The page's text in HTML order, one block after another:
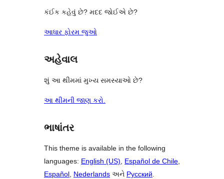
કંઈક કહેવું છે? મદદ જોઈએ છે?
આધાર ફોરમ જુઓ
અહેવાલ
શું આ થીમમાં મુખ્ય સમસ્યાઓ છે?
આ થીમની જાણ કરો.
ભાષાંતર
This theme is available in the following
languages: English (US), Español de Chile,
Español, Nederlands અને Русский.